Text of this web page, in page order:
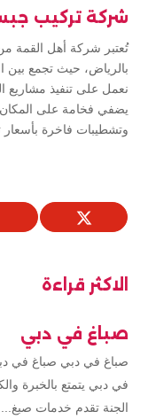
شركة تركيب
تُعتبر شركة أهل القمة
بالرياض، حيث تجمع بين
نعمل على تنفيذ
يضفي فخامة على
وتشطيبات فاخرة
الاكثر قراءة
صباغ في دبي
صباغ في دبي صباغ في
في دبي يتمتع بالخبرة
الجنة تقدم خدمات